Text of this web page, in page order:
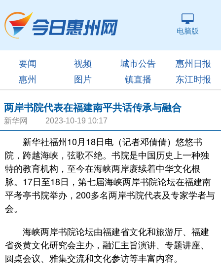
电脑版
要闻 视频 城市公告
惠州日报
惠州
图片 镇直播 东江时报
两岸书院代表在福建南平共话传承与融合
新华网 2023-10-19 10:17
新华社福州10月18日电（记者邓倩倩）悠悠书
院，跨越海峡，弦歌不绝。书院是中国历史上一种独
特的教育机构，至今在海峡两岸赓续着中华文化根
脉。17日至18日，第七届海峡两岸书院论坛在福建南
平考亭书院举办，200多名两岸书院代表及专家学者与
会。
海峡两岸书院论坛由福建省文化和旅游厅、福建
省炎黄文化研究会主办，融汇主旨演讲、专题讲座、
圆桌会议、雅集交流和文化参访等丰富内容。